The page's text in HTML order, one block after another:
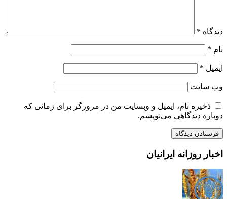
دیدگاه *
نام *
ایمیل *
وب‌ سایت
ذخیره نام، ایمیل و وبسایت من در مرورگر برای زمانی که
دوباره دیدگاهی می‌نویسم.
اخبار روزانه ایرانیان